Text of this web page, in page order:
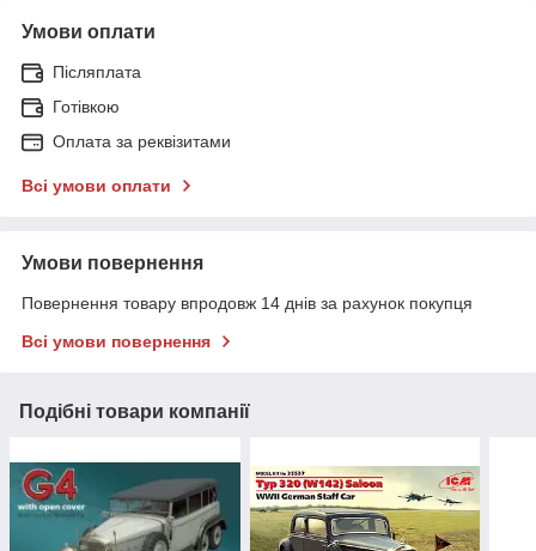
Умови оплати
Післяплата
Готівкою
Оплата за реквізитами
Всі умови оплати
Умови повернення
Повернення товару впродовж 14 днів за рахунок покупця
Всі умови повернення
Подібні товари компанії